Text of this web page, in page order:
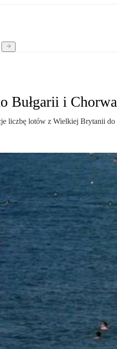
Bułgarii i
liczbę lotów z Wielkiej Brytanii